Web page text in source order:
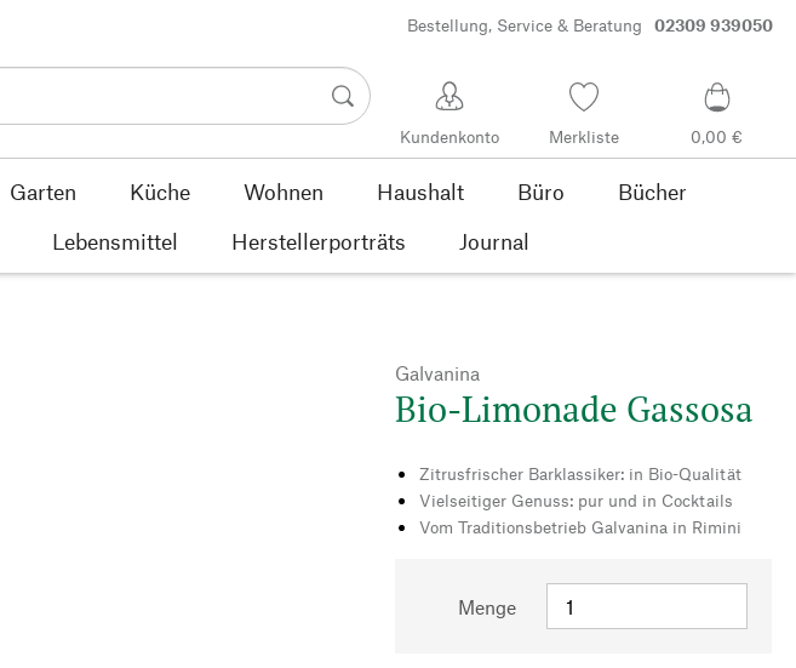
Bestellung, Service & Beratung 02309 939050
Kundenkonto Merkliste 0,00 €
Garten Küche Wohnen Haushalt Büro
Bücher
Lebensmittel Herstellerporträts Journal
Galvanina
Bio-Limonade Gassosa
Zitrusfrischer Barklassiker: in Bio-Qualität
Vielseitiger Genuss: pur und in Cocktails
Vom Traditionsbetrieb Galvanina in Rimini
Menge